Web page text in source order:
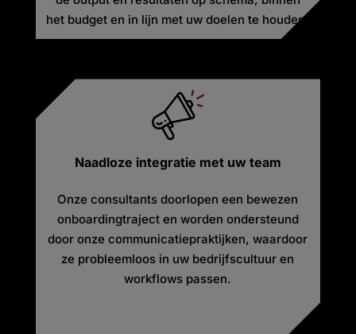
het budget en in lijn met uw doelen te houden.
Naadloze integratie met uw team
Onze consultants doorlopen een bewezen
onboardingtraject en worden ondersteund
door onze communicatiepraktijken, waardoor
ze probleemloos in uw bedrijfscultuur en
workflows passen.